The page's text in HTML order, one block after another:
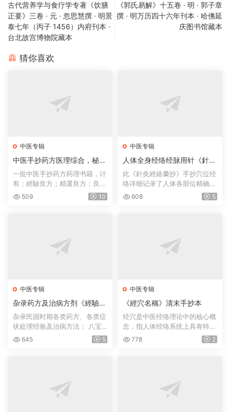
古代营养学与食疗学专著《饮膳
正要》三卷 · 元 · 忽思慧撰 · 明景
泰七年（丙子 1456）内府刊本 ·
台北故宫博物院藏本
《郭氏易解》十五卷 · 明 · 郭子章
撰 · 明万历四十六年刊本 · 哈佛延
庆图书馆藏本
猜你喜欢
中医专辑
中医手抄药方医理综合，秘传
眼科髓，秘傳千金不易神方，
脈藥雜抄，藥及方雜抄等一批
一批中医手抄药方药理书籍，计
有：經驗良方；精選良方；良方
集錦, 1900；良方最要...
509 10
中医专辑
人体全身经络经脉用针《針灸
經絡彙抄》 钱汝文手抄 · 民国
前
此《針灸經絡彙抄》手抄穴位经
络详细记录了人体各部位精确的
穴位位置，并且讲解针...
608 5
中医专辑
杂录药方及治病方剂《經驗外
科成方》民国手抄本（约192
6）
杂录民国时期各类药方、各类症
状处理经验及治病方法： 八宝
坤顺丹（共计34方）、...
645 5
中医专辑
《經穴名稱》清末手抄本
经穴是中医经络理论中的核心概
念，指人体经络系统上具有特定
位置和名称的关键点位...
778 2